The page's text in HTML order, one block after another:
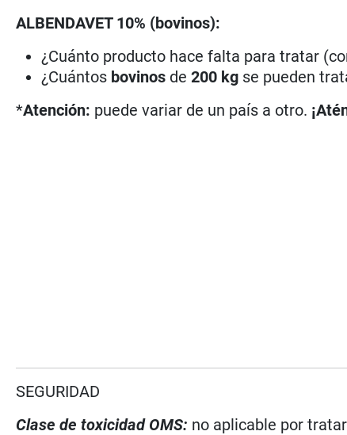
ALBENDAVET 10% (bovinos):
¿Cuánto producto hace falta para tratar
¿Cuántos bovinos de200 kg se pueden
*Atención: puede variar de un país a otro.
SEGURIDAD
Clase de toxicidad OMS: no aplicable por